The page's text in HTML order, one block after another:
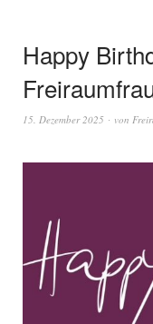
Happy
15. Dezember 2025 von